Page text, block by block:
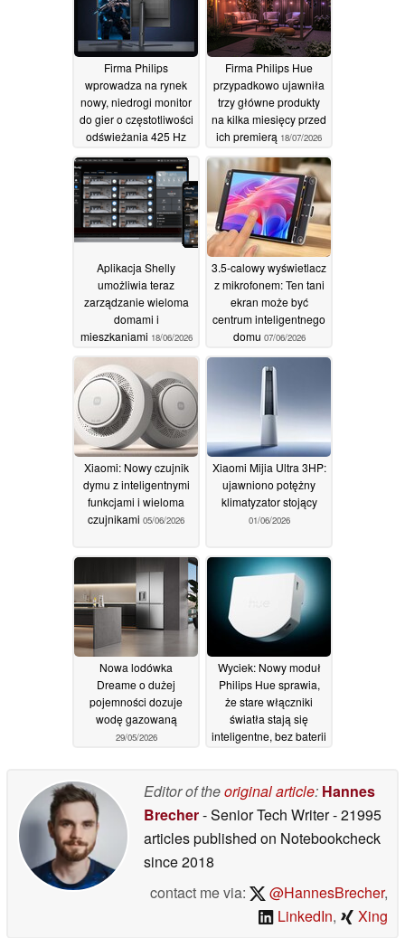
Firma Philips
wprowadza na rynek
nowy, niedrogi monitor
do gier o częstotliwości
odświeżania 425 Hz
24/07/2026
Firma Philips Hue
przypadkowo ujawniła
trzy główne produkty
na kilka miesięcy przed
ich premierą 18/07/2026
Aplikacja Shelly
umożliwia teraz
zarządzanie wieloma
domami i
mieszkaniami 18/06/2026
3.5-calowy wyświetlacz
z mikrofonem: Ten tani
ekran może być
centrum inteligentnego
domu 07/06/2026
Xiaomi: Nowy czujnik
dymu z inteligentnymi
funkcjami i wieloma
czujnikami 05/06/2026
Xiaomi Mijia Ultra 3HP:
ujawniono potężny
klimatyzator stojący
01/06/2026
Nowa lodówka
Dreame o dużej
pojemności dozuje
wodę gazowaną
29/05/2026
Wyciek: Nowy moduł
Philips Hue sprawia,
że stare włączniki
światła stają się
inteligentne, bez baterii
Editor of theoriginal article: Hannes
Brecher- Senior Tech Writer- 21995
articles published on Notebookcheck
since 2018
contact me via:
@HannesBrecher,
LinkedIn, Xing